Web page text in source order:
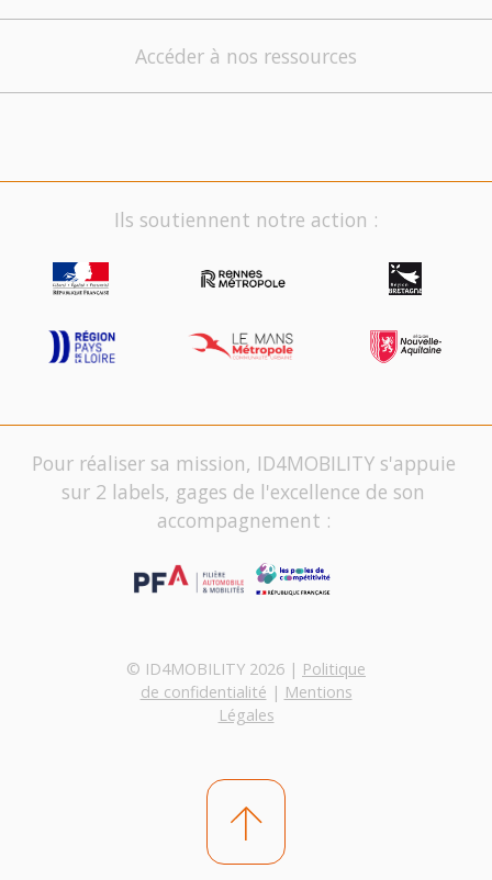
Accéder à nos ressources
Ils soutiennent notre action :
Pour réaliser sa mission, ID4MOBILITY s'appuie
sur 2 labels, gages de l'excellence de son
accompagnement :
© ID4MOBILITY 2026 | Politique
de confidentialité | Mentions
Légales